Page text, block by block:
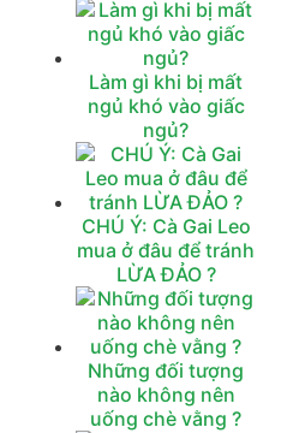
Làm gì khi bị mất
ngủ khó vào giấc
ngủ?
CHÚ Ý: Cà Gai Leo
mua ở đâu để tránh
LỪA ĐẢO ?
Những đối tượng
nào không nên
uống chè vằng ?